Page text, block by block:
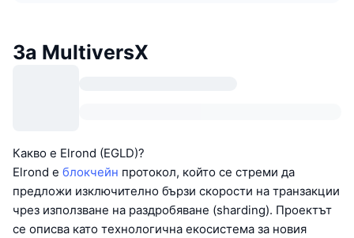
За MultiversX
Какво е Elrond (EGLD)?
Elrond е блокчейн протокол, който се стреми да
предложи изключително бързи скорости на транзакции
чрез използване на раздробяване (sharding). Проектът
се описва като технологична екосистема за новия